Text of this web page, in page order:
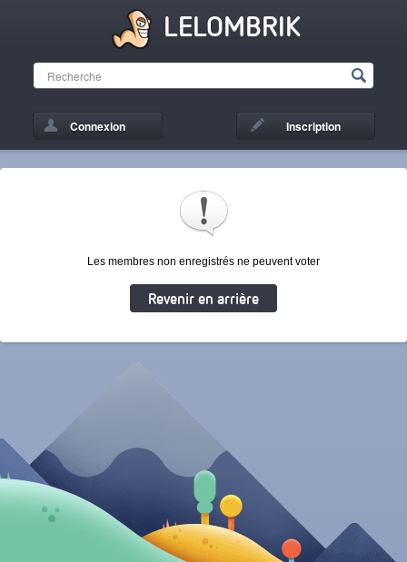
LELOMBRIK
Connexion Inscription
Les membres non enregistrés ne peuvent voter
Revenir en arrière